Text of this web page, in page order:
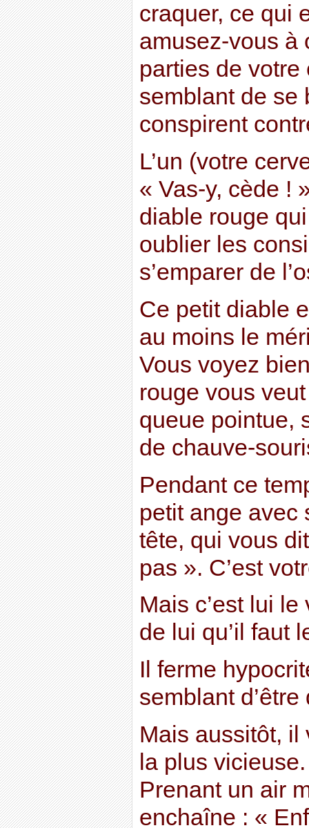
craquer, ce qui
amusez-vous à
parties de
semblant de se
conspirent
L’un (votre
« Vas-y, cède !
diable rouge
oublier les
s’emparer de
Ce petit diable
au moins le
Vous voyez
rouge vous
queue pointue,
de chauve-
Pendant ce
petit ange avec
tête, qui vous
pas ». C’est
Mais c’est lui le
de lui qu’il faut
Il ferme
semblant
Mais aussitôt, il
la plus
Prenant un air
enchaîne : «